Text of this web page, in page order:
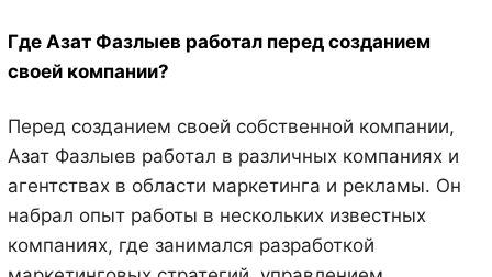
Где Азат Фазлыев работал перед созданием
своей компании?
Перед созданием своей собственной компании,
Азат Фазлыев работал в различных компаниях и
агентствах в области маркетинга и рекламы. Он
набрал опыт работы в нескольких известных
компаниях, где занимался разработкой